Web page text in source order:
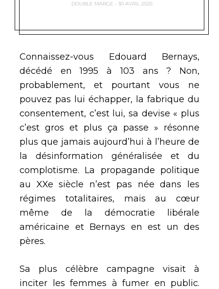
DOUBLE MARGE
30 AVRIL 2025
Connaissez-vous Edouard Bernays,
décédé en 1995 à 103 ans ? Non,
probablement, et pourtant vous ne
pouvez pas lui échapper, la fabrique du
consentement, c’est lui, sa devise « plus
c’est gros et plus ça passe » résonne
plus que jamais aujourd’hui à l’heure de
la désinformation généralisée et du
complotisme. La propagande politique
au XXe siècle n’est pas née dans les
régimes totalitaires, mais au cœur
même de la démocratie libérale
américaine et Bernays en est un des
pères.
Sa plus célèbre campagne visait à
inciter les femmes à fumer en public.